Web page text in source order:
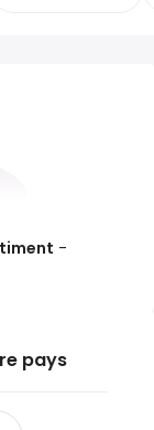
-
pays